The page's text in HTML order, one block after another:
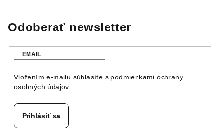
Odoberať newsletter
EMAIL
Vložením e-mailu súhlasíte s podmienkami ochrany
osobných údajov
Prihlásiť sa